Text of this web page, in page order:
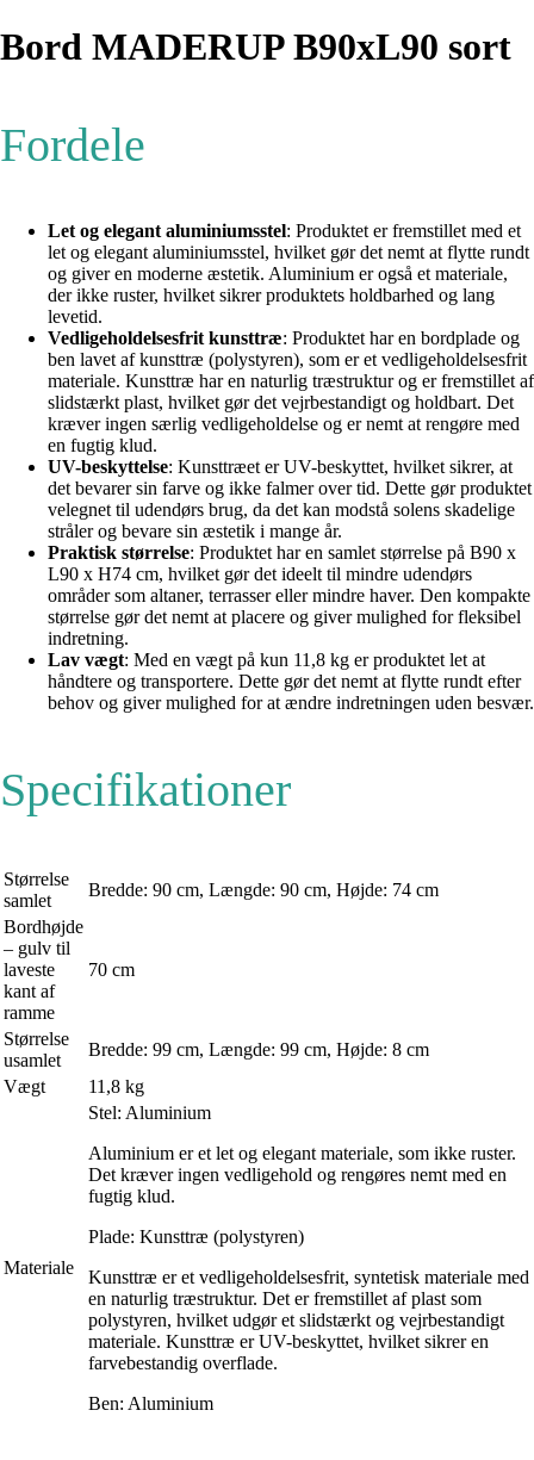
Bord MADERUP B90xL90 sort
Fordele
Let og elegant aluminiumsstel: Produktet er fremstillet med et
let og elegant aluminiumsstel, hvilket gør det nemt at flytte rundt
og giver en moderne æstetik. Aluminium er også et materiale,
der ikke ruster, hvilket sikrer produktets holdbarhed og lang
levetid.
Vedligeholdelsesfrit kunsttræ: Produktet har en bordplade og
ben lavet af kunsttræ (polystyren), som er et vedligeholdelsesfrit
materiale. Kunsttræ har en naturlig træstruktur og er fremstillet af
slidstærkt plast, hvilket gør det vejrbestandigt og holdbart. Det
kræver ingen særlig vedligeholdelse og er nemt at rengøre med
en fugtig klud.
UV-beskyttelse: Kunsttræet er UV-beskyttet, hvilket sikrer, at
det bevarer sin farve og ikke falmer over tid. Dette gør produktet
velegnet til udendørs brug, da det kan modstå solens skadelige
stråler og bevare sin æstetik i mange år.
Praktisk størrelse: Produktet har en samlet størrelse på B90 x
L90 x H74 cm, hvilket gør det ideelt til mindre udendørs
områder som altaner, terrasser eller mindre haver. Den kompakte
størrelse gør det nemt at placere og giver mulighed for fleksibel
indretning.
Lav vægt: Med en vægt på kun 11,8 kg er produktet let at
håndtere og transportere. Dette gør det nemt at flytte rundt efter
behov og giver mulighed for at ændre indretningen uden besvær.
Specifikationer
Størrelse
samlet
Bredde: 90 cm, Længde: 90 cm, Højde: 74 cm
Bordhøjde
– gulv til
laveste
kant af
ramme
70 cm
Størrelse
usamlet
Bredde: 99 cm, Længde: 99 cm, Højde: 8 cm
Vægt
11,8 kg
Materiale
Stel: Aluminium
Aluminium er et let og elegant materiale, som ikke ruster.
Det kræver ingen vedligehold og rengøres nemt med en
fugtig klud.
Plade: Kunsttræ (polystyren)
Kunsttræ er et vedligeholdelsesfrit, syntetisk materiale med
en naturlig træstruktur. Det er fremstillet af plast som
polystyren, hvilket udgør et slidstærkt og vejrbestandigt
materiale. Kunsttræ er UV-beskyttet, hvilket sikrer en
farvebestandig overflade.
Ben: Aluminium